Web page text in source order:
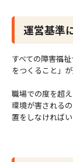
運営基準
すべての障害福
をつくること」
職場での度を超
環境が害される
置をしなければい